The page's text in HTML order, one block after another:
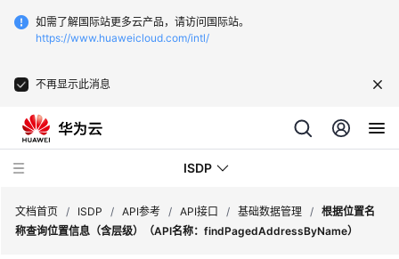
如需了解国际站更多云产品，请访问国际站。
https://www.huaweicloud.com/intl/
不再显示此消息
ISDP
文档首页 / ISDP / API参考 / API接口 / 基础数据管理 / 根据位置名
称查询位置信息（含层级）（API名称：findPagedAddressByName）